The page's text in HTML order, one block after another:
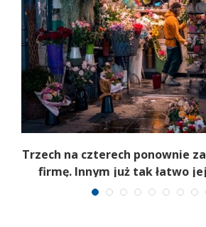
Trzech na czterech ponownie
firmę. Innym już tak łatwo